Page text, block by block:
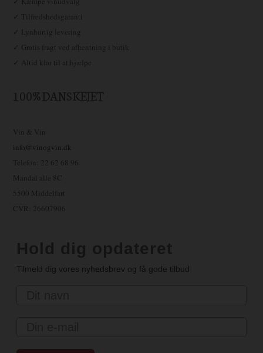
✓ Tilfredshedsgaranti
✓ Lynhurtig levering
✓ Gratis fragt ved afhentning i butik
✓ Altid klar til at hjælpe
100% DANSKEJET
Vin & Vin
info@vinogvin.dk
Telefon: 22 62 68 96
Mandal alle 8C
5500 Middelfart
CVR: 26607906
Tilmeld dig vores nyhedsbrev og få gode tilbud